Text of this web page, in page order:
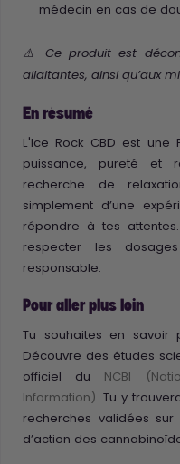
médecin en cas de
⚠️ Ce produit est
allaitantes, ainsi qu’aux
En résumé
L'Ice Rock CBD est une
puissance, pureté et
recherche de
simplement d’une
répondre à tes
respecter les
responsable.
Pour aller plus loin
Tu souhaites en
Découvre des études
officiel du NCBI
Information). Tu y
recherches validées
d’action des